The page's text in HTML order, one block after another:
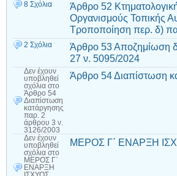
8 Σχόλια
Άρθρο 52
Οργανισμούς Τοπικής
Τροποποίηση περ. δ)
2 Σχόλια
Άρθρο 53 Αποζημίωση
27 ν. 5095/2024
Δεν έχουν
υποβληθεί
σχόλια στο
Άρθρο 54
Διαπίστωση
κατάργησης
παρ. 2
άρθρου 3 ν.
3126/2003
Άρθρο 54 Διαπίστωση
Δεν έχουν
υποβληθεί
σχόλια στο
ΜΕΡΟΣ Γ΄
ΕΝΑΡΞΗ
ΜΕΡΟΣ Γ΄ ΕΝΑΡΞΗ